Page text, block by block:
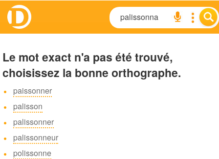
Le mot exact n'a pas été trouvé,
choisissez la bonne orthographe.
paissonner
palisson
palissonner
palissonneur
polissonne